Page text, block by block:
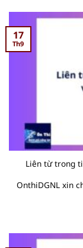
Liên từ trong
OnthiDGNL xin
17
Th9